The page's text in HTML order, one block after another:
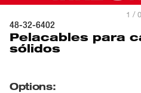
1 / 0
48-32-6402
Pelacables para
sólidos
Options: